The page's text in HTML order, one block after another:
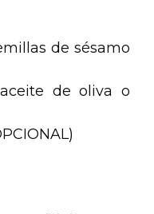
de sésamo
de oliva o